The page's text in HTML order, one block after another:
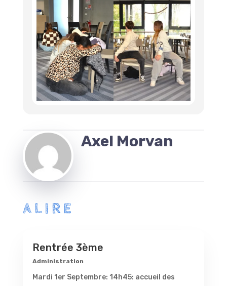
Axel Morvan
ALIRE
Rentrée 3ème
Administration
Mardi 1er Septembre: 14h45: accueil des